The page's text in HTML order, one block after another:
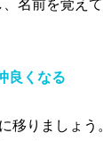
名前を覚え
良くなる
移りましょう